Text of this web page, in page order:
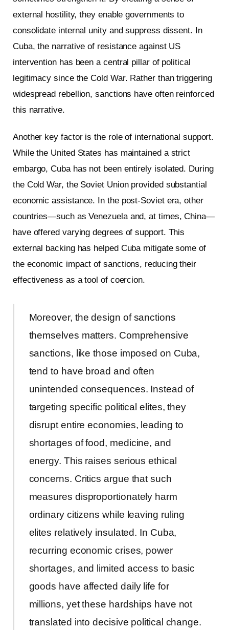
external hostility, they enable governments to
consolidate internal unity and suppress dissent. In
Cuba, the narrative of resistance against US
intervention has been a central pillar of political
legitimacy since the Cold War. Rather than triggering
widespread rebellion, sanctions have often reinforced
this narrative.
Another key factor is the role of international support.
While the United States has maintained a strict
embargo, Cuba has not been entirely isolated. During
the Cold War, the Soviet Union provided substantial
economic assistance. In the post-Soviet era, other
countries—such as Venezuela and, at times, China—
have offered varying degrees of support. This
external backing has helped Cuba mitigate some of
the economic impact of sanctions, reducing their
effectiveness as a tool of coercion.
Moreover, the design of sanctions
themselves matters. Comprehensive
sanctions, like those imposed on Cuba,
tend to have broad and often
unintended consequences. Instead of
targeting specific political elites, they
disrupt entire economies, leading to
shortages of food, medicine, and
energy. This raises serious ethical
concerns. Critics argue that such
measures disproportionately harm
ordinary citizens while leaving ruling
elites relatively insulated. In Cuba,
recurring economic crises, power
shortages, and limited access to basic
goods have affected daily life for
millions, yet these hardships have not
translated into decisive political change.